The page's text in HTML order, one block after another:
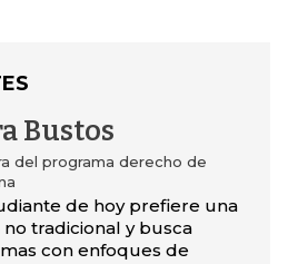
Bustos
del programa derecho de
de hoy prefiere una
no tradicional y busca
con enfoques de